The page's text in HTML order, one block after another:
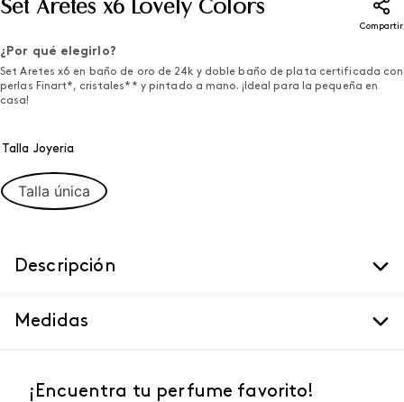
Set Aretes x6 Lovely Colors
Compartir
¿Por qué elegirlo?
Set Aretes x6 en baño de oro de 24k y doble baño de plata certificada con
perlas Finart*, cristales** y pintado a mano. ¡Ideal para la pequeña en
casa!
Talla Joyeria
Talla única
Descripción
Medidas
¡Encuentra tu perfume favorito!